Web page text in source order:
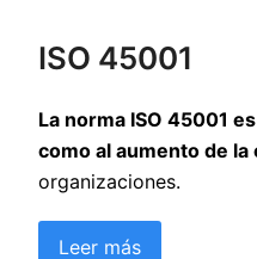
ISO 45001
La norma ISO 45001
como al aumento de
organizaciones.
Leer más